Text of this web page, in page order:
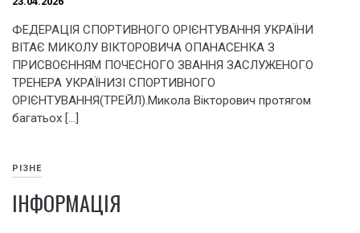
ФЕДЕРАЦІЯ СПОРТИВНОГО ОРІЄНТУВАННЯ УКРАЇНИ
ВІТАЄ МИКОЛУ ВІКТОРОВИЧА ОПАНАСЕНКА З
ПРИСВОЄННЯМ ПОЧЕСНОГО ЗВАННЯ ЗАСЛУЖЕНОГО
ТРЕНЕРА УКРАЇНИЗІ СПОРТИВНОГО
ОРІЄНТУВАННЯ(ТРЕЙЛ).Микола Вікторович протягом
багатьох […]
РІЗНЕ
ІНФОРМАЦІЯ